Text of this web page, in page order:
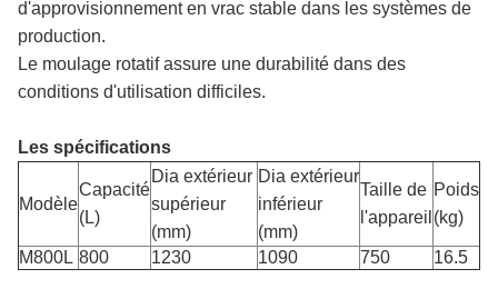
d'approvisionnement en vrac stable dans les systèmes de
production.
Le moulage rotatif assure une durabilité dans des
conditions d'utilisation difficiles.
Les spécifications
Modèle
Capacité
(L)
Dia extérieur
supérieur
(mm)
Dia extérieur
inférieur
(mm)
Taille de
l'appareil
Poids
(kg)
M800L 800 1230 1090 750 16.5